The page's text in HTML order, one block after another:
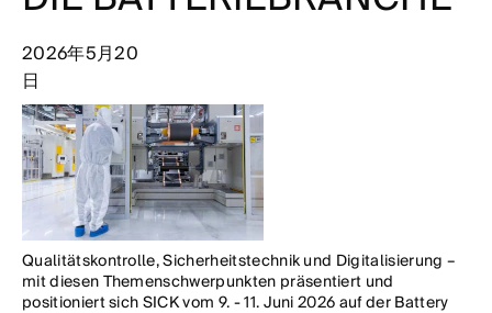
2026年5月20
日
Qualitätskontrolle, Sicherheitstechnik und Digitalisierung –
mit diesen Themenschwerpunkten präsentiert und
positioniert sich SICK vom 9. - 11. Juni 2026 auf der Battery